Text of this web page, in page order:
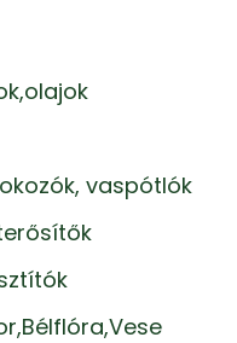
vaspótlók